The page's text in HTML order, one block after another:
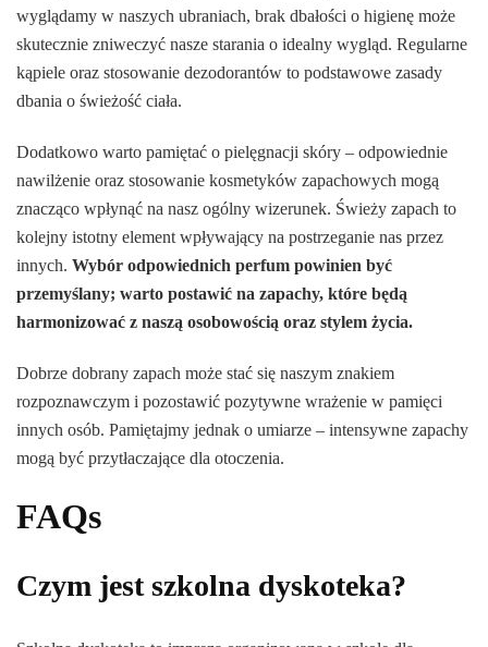
wyglądamy w naszych ubraniach, brak dbałości o higienę może
skutecznie zniweczyć nasze starania o idealny wygląd. Regularne
kąpiele oraz stosowanie dezodorantów to podstawowe zasady
dbania o świeżość ciała.
Dodatkowo warto pamiętać o pielęgnacji skóry – odpowiednie
nawilżenie oraz stosowanie kosmetyków zapachowych mogą
znacząco wpłynąć na nasz ogólny wizerunek. Świeży zapach to
kolejny istotny element wpływający na postrzeganie nas przez
innych. Wybór odpowiednich perfum powinien być
przemyślany; warto postawić na zapachy, które będą
harmonizować z naszą osobowością oraz stylem życia.
Dobrze dobrany zapach może stać się naszym znakiem
rozpoznawczym i pozostawić pozytywne wrażenie w pamięci
innych osób. Pamiętajmy jednak o umiarze – intensywne zapachy
mogą być przytłaczające dla otoczenia.
FAQs
Czym jest szkolna dyskoteka?